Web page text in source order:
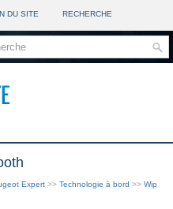
DU SITE RECHERCHE
Expert >> Technologie à bord >> Wip